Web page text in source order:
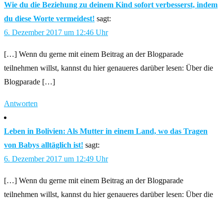
Wie du die Beziehung zu deinem Kind sofort verbesserst, indem
du diese Worte vermeidest! sagt:
6. Dezember 2017 um 12:46 Uhr
[…] Wenn du gerne mit einem Beitrag an der Blogparade
teilnehmen willst, kannst du hier genaueres darüber lesen: Über die
Blogparade […]
Antworten
Leben in Bolivien: Als Mutter in einem Land, wo das Tragen
von Babys alltäglich ist! sagt:
6. Dezember 2017 um 12:49 Uhr
[…] Wenn du gerne mit einem Beitrag an der Blogparade
teilnehmen willst, kannst du hier genaueres darüber lesen: Über die